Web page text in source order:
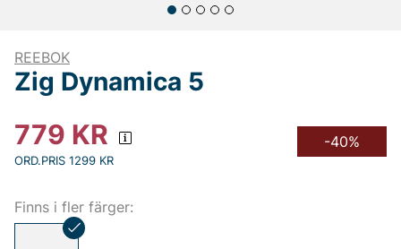
REEBOK
Zig Dynamica 5
779 KR
ORD.PRIS 1299 KR
-40%
Finns i fler färger: